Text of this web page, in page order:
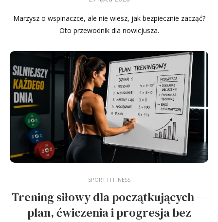
Marzysz o wspinaczce, ale nie wiesz, jak bezpiecznie zacząć?
Oto przewodnik dla nowicjusza.
SPORT I FITNESS
Trening siłowy dla początkujących —
plan, ćwiczenia i progresja bez